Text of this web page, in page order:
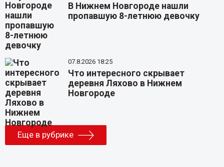
В Нижнем Новгороде нашли
пропавшую 8-летнюю девочку
07.8.2026 18:25
Что интересного скрывает
деревня Ляхово в Нижнем
Новгороде
Еще в рубрике